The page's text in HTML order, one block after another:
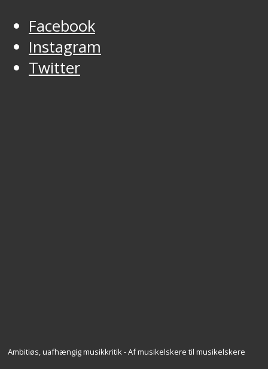
Facebook
Instagram
Twitter
Ambitiøs, uafhængig musikkritik - Af musikelskere til musikelskere